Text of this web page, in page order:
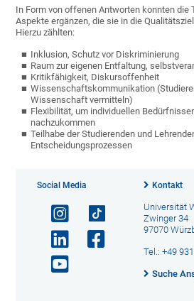
In Form von offenen Antworten konnten die
Aspekte ergänzen, die sie in die
Hierzu zählten:
Inklusion, Schutz vor Diskriminierung
Raum zur eigenen Entfaltung,
Kritikfähigkeit, Diskursoffenheit
Wissenschaftskommunikation
Wissenschaft vermitteln)
Flexibilität, um individuellen
nachzukommen
Teilhabe der Studierenden und
Entscheidungsprozessen
Social Media Kontakt
Universität
Zwinger 34
97070
Tel.: +49
Suche